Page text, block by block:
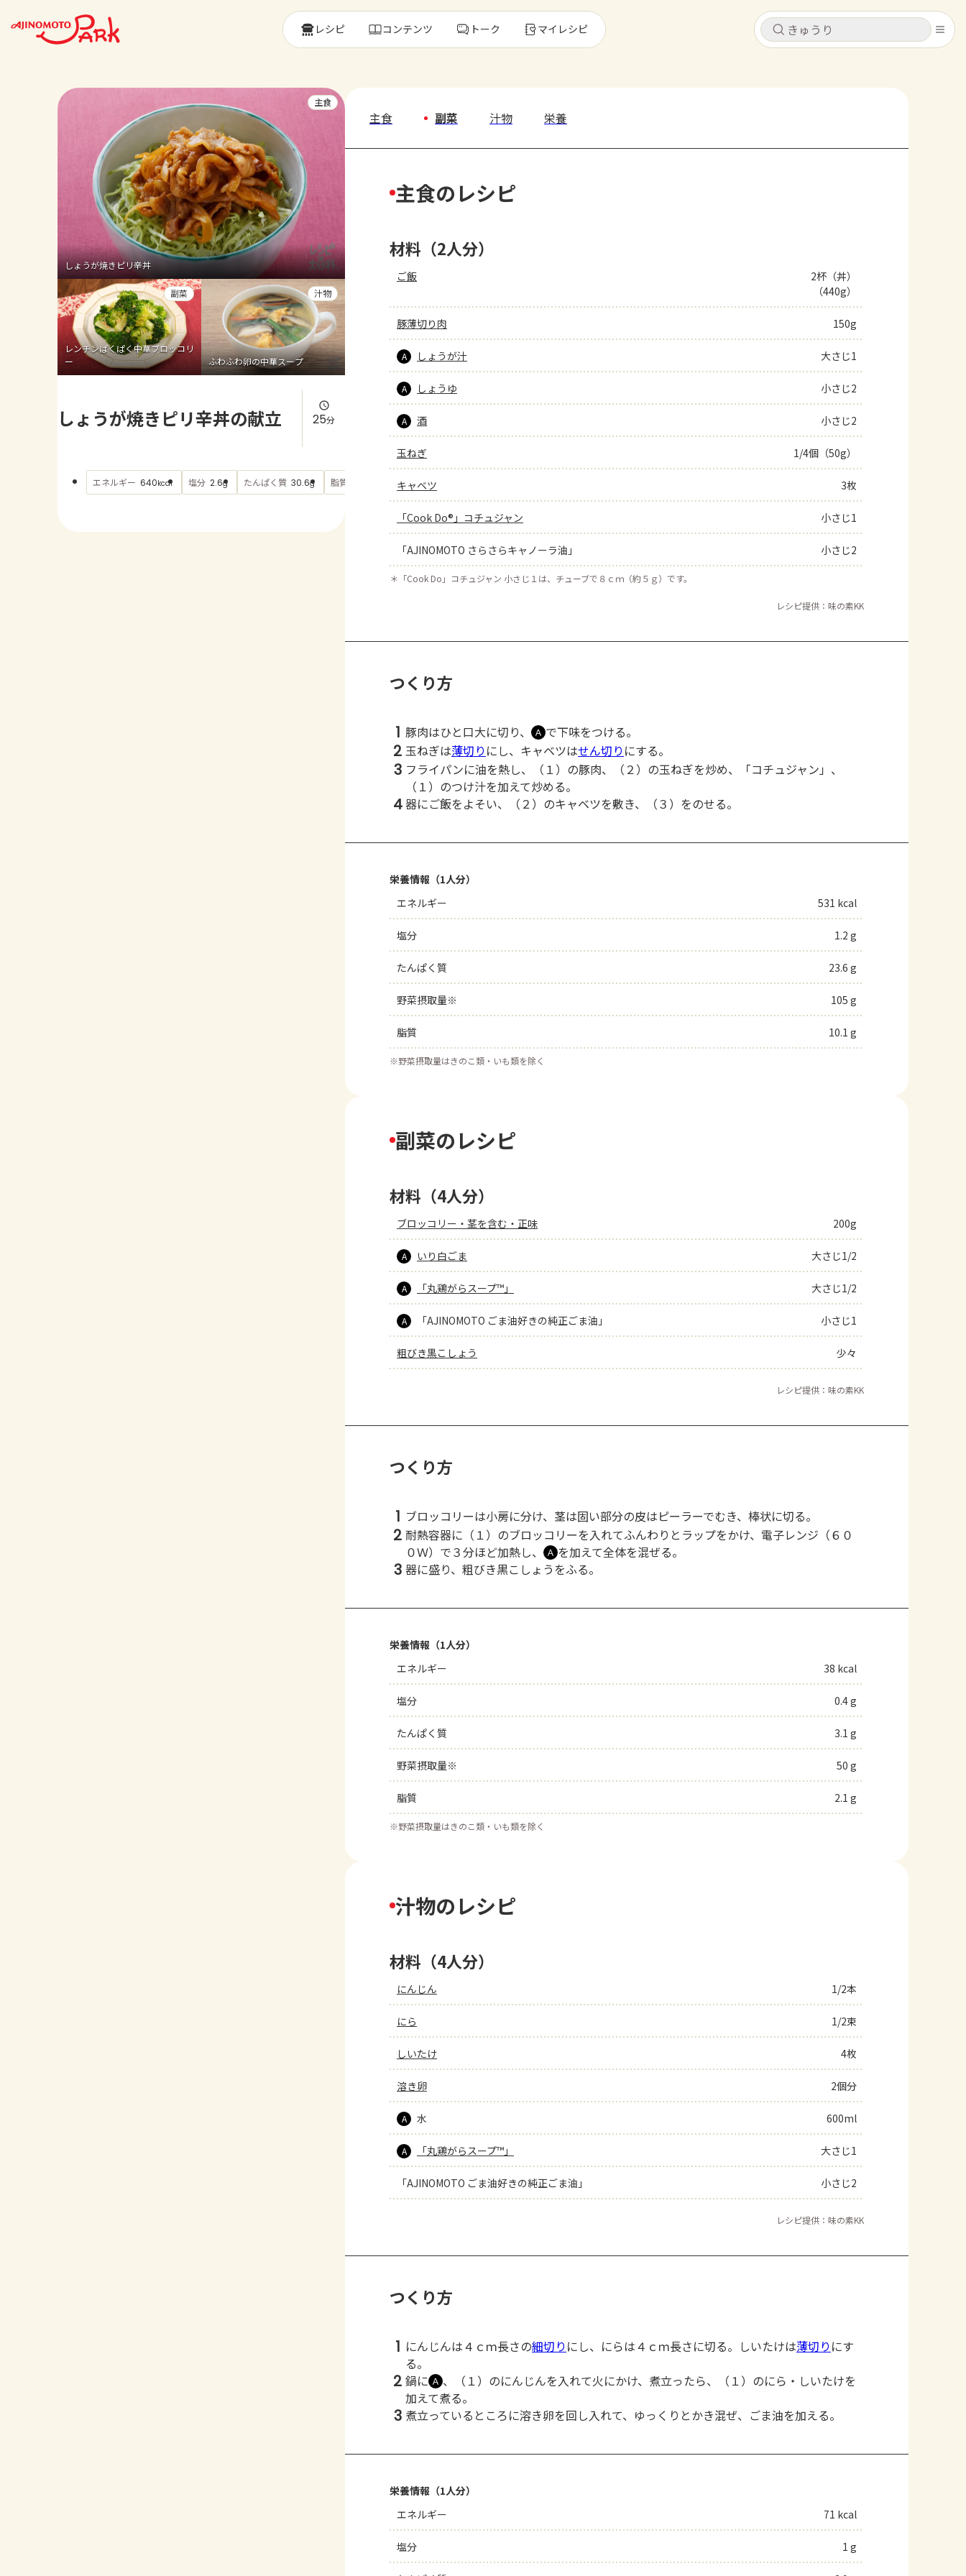
キャンセル
トーク
よくあるお問い合わせ
AJINOMOTO PARK とは
キャンセル
レシピ コンテンツ トーク マイレシピ
しょうが焼きピリ辛丼
主食
レンチンぱくぱく中華ブロッコリ
ー
副菜
ふわふわ卵の中華スープ
汁物
しょうが焼きピリ辛丼の献立 25分
エネルギー 640kcal 塩分 2.6g たんぱく質 30.6g 脂質 もっと見る
主食 副菜 汁物 栄養
主食のレシピ
材料（2人分）
ご飯
2杯（丼）
（440g）
豚薄切り肉 150g
A しょうが汁 大さじ1
A しょうゆ 小さじ2
A 酒 小さじ2
玉ねぎ 1/4個（50g）
キャベツ 3枚
「Cook Do®」コチュジャン 小さじ1
「AJINOMOTO さらさらキャノーラ油」 小さじ2
＊ 「Cook Do」コチュジャン 小さじ１は、チューブで８ｃｍ（約５ｇ）です。
レシピ提供：味の素KK
つくり方
1 豚肉はひと口大に切り、 Ａ で下味をつける。
2 玉ねぎは薄切り にし、キャベツはせん切り にする。
3 フライパンに油を熱し、（１）の豚肉、（２）の玉ねぎを炒め、「コチュジャン」、
（１）のつけ汁を加えて炒める。
4器にご飯をよそい、（２）のキャベツを敷き、（３）をのせる。
栄養情報（1人分）
エネルギー
531 kcal
塩分 1.2 g
たんぱく質 23.6 g
野菜摂取量※ 105 g
脂質 10.1 g
※野菜摂取量はきのこ類・いも類を除く
副菜のレシピ
材料（4人分）
ブロッコリー・茎を含む・正味 200g
A いり白ごま 大さじ1/2
A 「丸鶏がらスープ™」 大さじ1/2
A 「AJINOMOTO ごま油好きの純正ごま油」 小さじ1
粗びき黒こしょう 少々
レシピ提供：味の素KK
つくり方
1 ブロッコリーは小房に分け、茎は固い部分の皮はピーラーでむき、棒状に切る。
2 耐熱容器に（１）のブロッコリーを入れてふんわりとラップをかけ、電子レンジ（６０
０Ｗ）で３分ほど加熱し、
Ａ を加えて全体を混ぜる。
3 器に盛り、粗びき黒こしょうをふる。
栄養情報（1人分）
エネルギー
38 kcal
塩分 0.4 g
たんぱく質 3.1 g
野菜摂取量※ 50 g
脂質 2.1 g
※野菜摂取量はきのこ類・いも類を除く
汁物のレシピ
材料（4人分）
にんじん 1/2本
にら 1/2束
しいたけ 4枚
溶き卵 2個分
A 水 600ml
A 「丸鶏がらスープ™」 大さじ1
「AJINOMOTO ごま油好きの純正ごま油」 小さじ2
レシピ提供：味の素KK
つくり方
1 にんじんは４ｃｍ長さの細切り にし、にらは４ｃｍ長さに切る。しいたけは薄切り にす
る。
2 鍋に Ａ 、（１）のにんじんを入れて火にかけ、煮立ったら、（１）のにら・しいたけを
加えて煮る。
3 煮立っているところに溶き卵を回し入れて、ゆっくりとかき混ぜ、ごま油を加える。
栄養情報（1人分）
エネルギー
71 kcal
塩分 1 g